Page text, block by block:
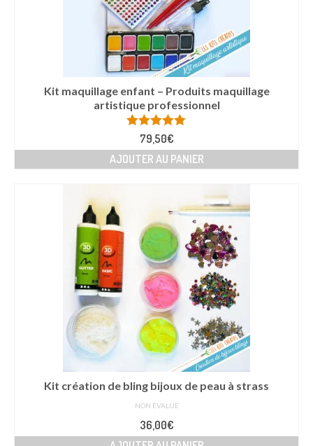
Kit maquillage enfant – Produits maquillage
artistique professionnel
Note5.00
sur 5
79,50€
AJOUTER AU PANIER
Kit création de bling bijoux de peau à strass
NON ÉVALUÉ
36,00€